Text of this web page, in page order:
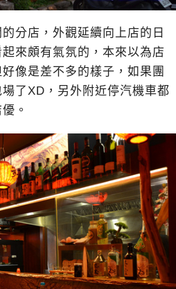
分店，外觀延續向上店的日
來頗有氣氛的，本來以為店
像是差不多的樣子，如果團
了XD，另外附近停汽機車都
。